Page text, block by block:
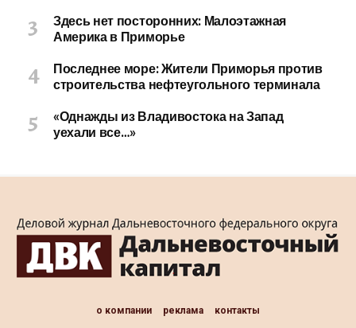
Здесь нет посторонних: Малоэтажная
Америка в Приморье
Последнее море: Жители Приморья против
строительства нефтеугольного терминала
«Однажды из Владивостока на Запад
уехали все…»
о компании реклама контакты